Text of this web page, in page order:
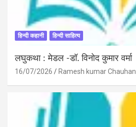
हिन्दी कहानी हिन्दी साहित्य
लघुकथा : मेडल -डॉ. विनोद कुमार वर्मा
16/07/2026 Ramesh kumar Chauhan